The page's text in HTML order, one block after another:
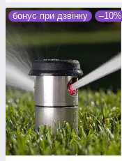
бонус при дзвінку –10%